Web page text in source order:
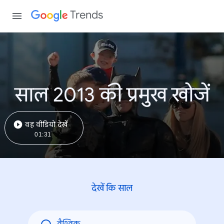
Trends
साल 2013 की प्रमुख खोजें
वह वीडियो देखें
01:31
देखें कि साल